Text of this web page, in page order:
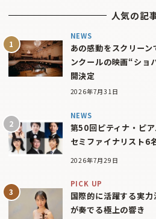
人気の記
NEWS
あの感動をスクリー
ンクールの映画“ショ
開決定
2026年7月31日
NEWS
第50回ピティナ・ピア
セミファイナリスト6
2026年7月29日
PICK UP
国際的に活躍する実
が奏でる極上の響き